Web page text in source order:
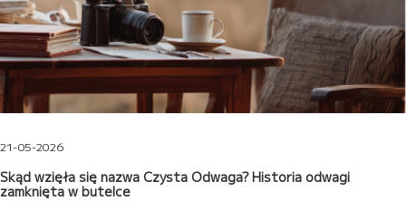
21-05-2026
Skąd wzięła się nazwa Czysta Odwaga? Historia odwagi
zamknięta w butelce